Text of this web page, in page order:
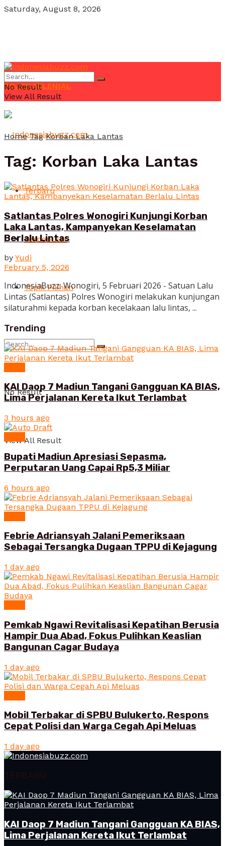
Saturday, August 8, 2026
POJOK MILENIAL
Terbaru
Terpopuler
Topik Pilihan
No Result
View All Result
No Result
View All Result
Home Tag Korban Laka Lantas
Tag: Korban Laka Lantas
Satlantas Polres Wonogiri Kunjungi Korban
Laka Lantas, Kampanyekan Keselamatan
Berlalu Lintas
by Yudi
February 5, 2026
IndonesiaBuzz: Wonogiri, 5 Februari 2026 - Satuan Lalu
Lintas (Satlantas) Polres Wonogiri melakukan kunjungan
silaturahmi kepada korban kecelakaan lalu lintas, ...
Trending
KAI Daop 7 Madiun Tangani Gangguan KA BIAS,
Lima Perjalanan Kereta Ikut Terlambat
3 hours ago
Bupati Madiun Apresiasi Sepasma,
Perputaran Uang Capai Rp5,3 Miliar
6 hours ago
Febrie Adriansyah Jalani Pemeriksaan
Sebagai Tersangka Dugaan TPPU di Kejagung
1 day ago
Pemkab Ngawi Revitalisasi Kepatihan Berusia
Hampir Dua Abad, Fokus Pulihkan Keaslian
Bangunan Cagar Budaya
1 day ago
Mobil Terbakar di SPBU Bulukerto, Respons
Cepat Polisi dan Warga Cegah Api Meluas
1 day ago
TERBARU
KAI Daop 7 Madiun Tangani Gangguan KA BIAS,
Lima Perjalanan Kereta Ikut Terlambat